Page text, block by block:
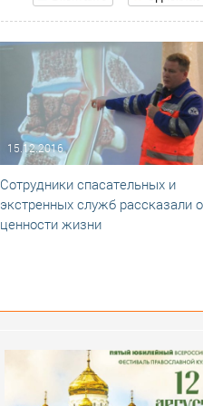
15.12.2016
Сотрудники спасательных и
экстренных служб рассказали о
ценности жизни